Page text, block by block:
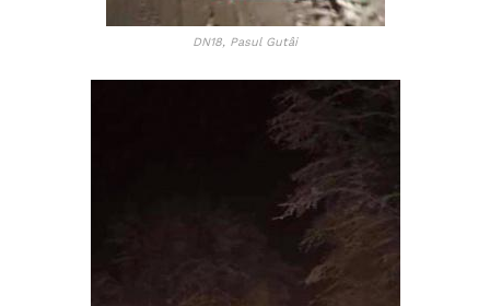
DN18, Pasul Gutâi